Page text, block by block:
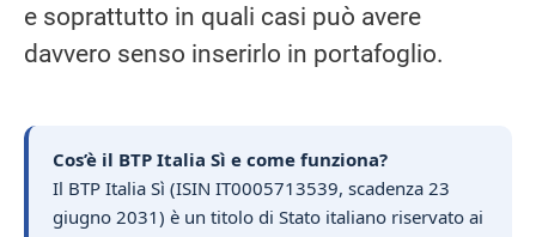
e soprattutto in quali casi può avere
davvero senso inserirlo in portafoglio.
Cos’è il BTP Italia Sì e come funziona?
Il BTP Italia Sì (ISIN IT0005713539, scadenza 23
giugno 2031) è un titolo di Stato italiano riservato ai